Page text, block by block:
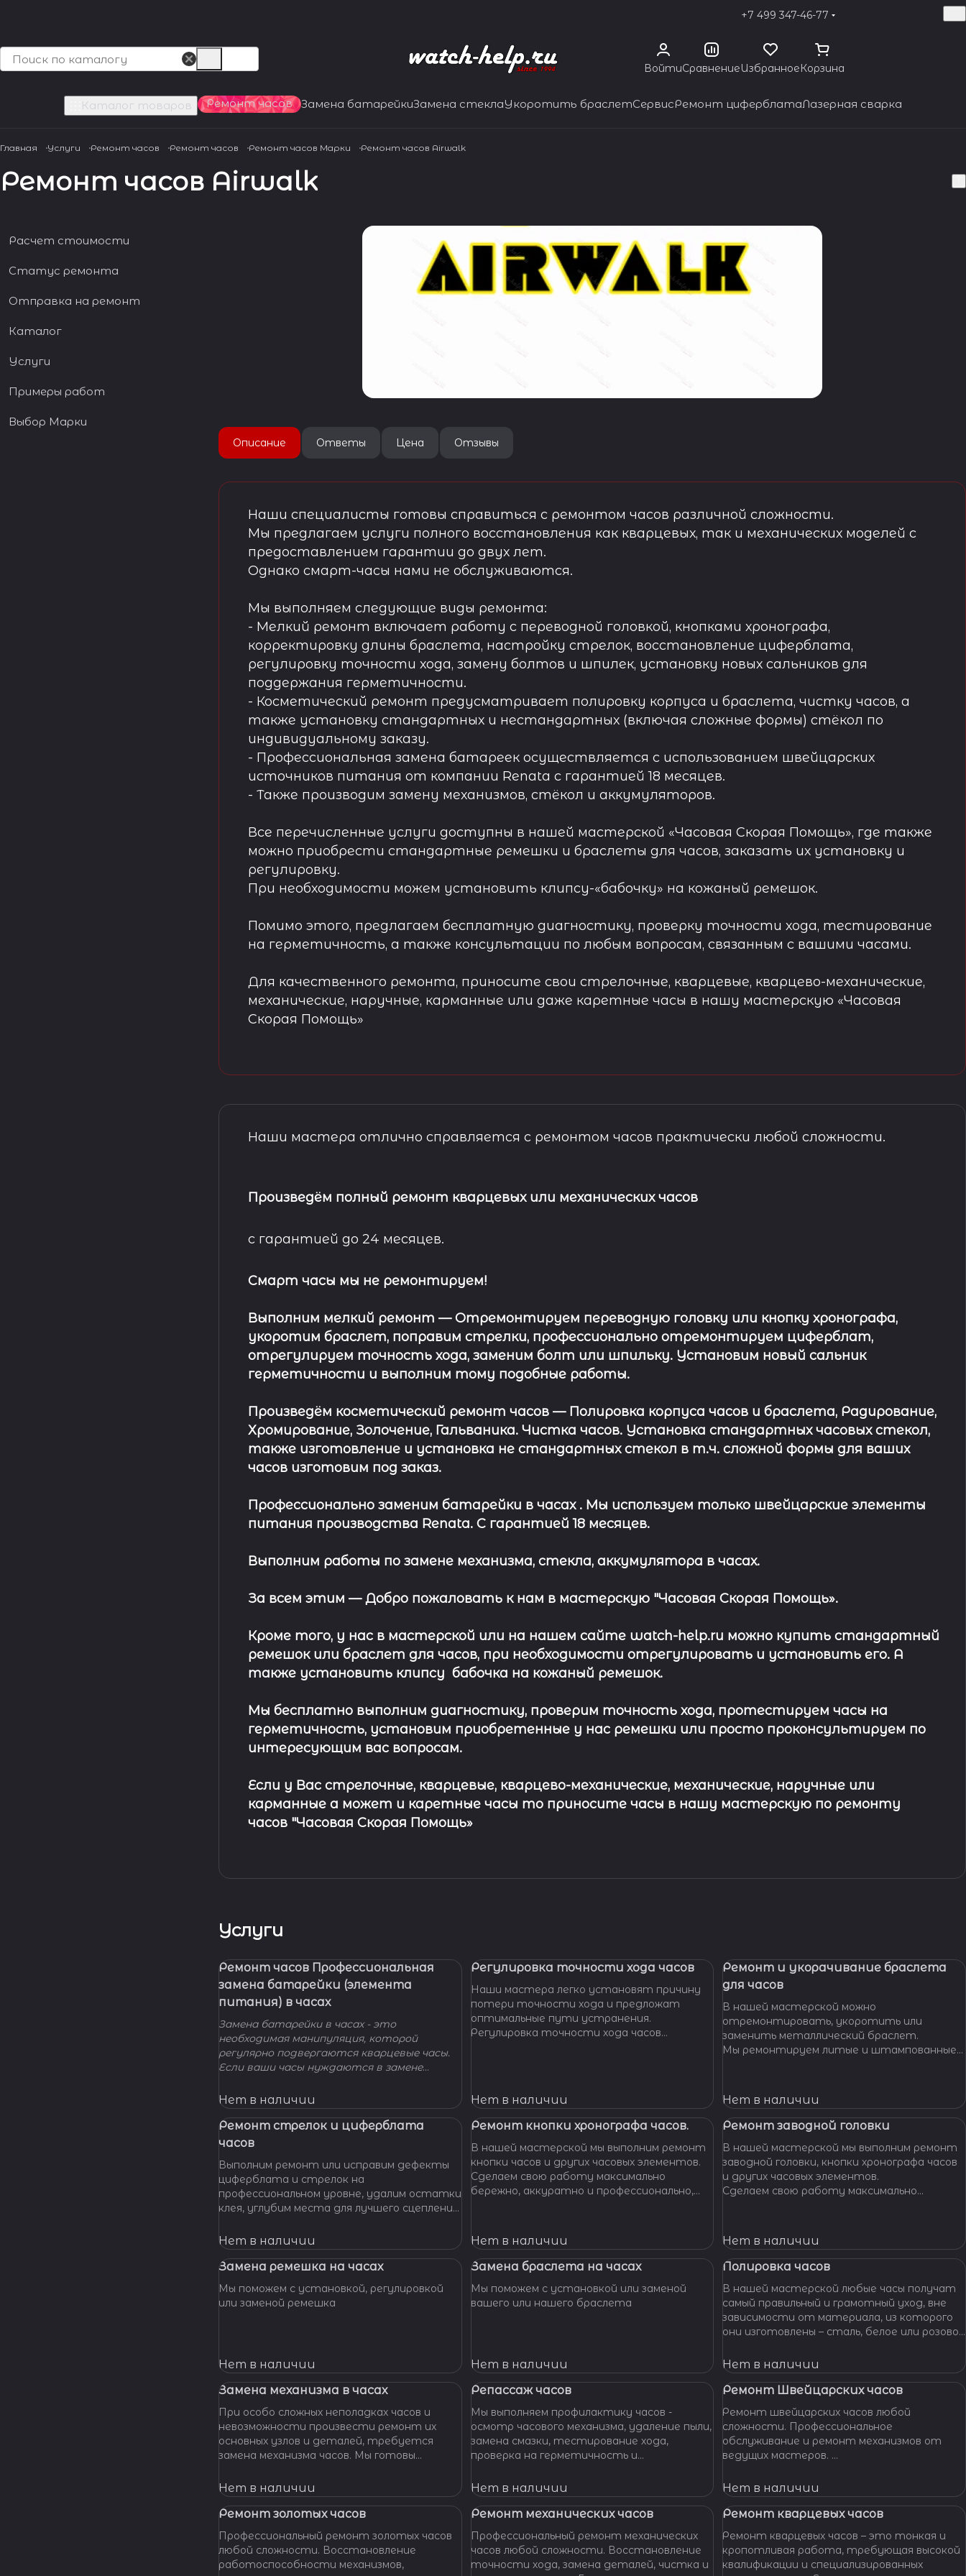
+7 499 347-46-77
ВойтиСравнениеИзбранноеКорзина
Каталог товаров Ремонт часов Замена батарейкиЗамена стеклаУкоротить браслетСервисРемонт циферблатаЛазерная сварка
Главная Услуги Ремонт часов Ремонт часов Ремонт часов Марки Ремонт часов Airwalk
Ремонт часов Airwalk
Описание Ответы Цена Отзывы
Наши специалисты готовы справиться с ремонтом часов различной сложности.
Мы предлагаем услуги полного восстановления как кварцевых, так и механических моделей с
предоставлением гарантии до двух лет.
Однако смарт-часы нами не обслуживаются.
Мы выполняем следующие виды ремонта:
- Мелкий ремонт включает работу с переводной головкой, кнопками хронографа,
корректировку длины браслета, настройку стрелок, восстановление циферблата,
регулировку точности хода, замену болтов и шпилек, установку новых сальников для
поддержания герметичности.
- Косметический ремонт предусматривает полировку корпуса и браслета, чистку часов, а
также установку стандартных и нестандартных (включая сложные формы) стёкол по
индивидуальному заказу.
- Профессиональная замена батареек осуществляется с использованием швейцарских
источников питания от компании Renata с гарантией 18 месяцев.
- Также производим замену механизмов, стёкол и аккумуляторов.
Все перечисленные услуги доступны в нашей мастерской «Часовая Скорая Помощь», где также
можно приобрести стандартные ремешки и браслеты для часов, заказать их установку и
регулировку.
При необходимости можем установить клипсу-«бабочку» на кожаный ремешок.
Помимо этого, предлагаем бесплатную диагностику, проверку точности хода, тестирование
на герметичность, а также консультации по любым вопросам, связанным с вашими часами.
Для качественного ремонта, приносите свои стрелочные, кварцевые, кварцево-механические,
механические, наручные, карманные или даже каретные часы в нашу мастерскую «Часовая
Скорая Помощь»
Наши мастера отлично справляется с ремонтом часов практически любой сложности.
Произведём полный ремонт кварцевых или механических часов
с гарантией до 24 месяцев.
Смарт часы мы не ремонтируем!
Выполним мелкий ремонт — Отремонтируем переводную головку или кнопку хронографа,
укоротим браслет, поправим стрелки, профессионально отремонтируем циферблат,
отрегулируем точность хода, заменим болт или шпильку. Установим новый сальник
герметичности и выполним тому подобные работы.
Произведём косметический ремонт часов— Полировка корпуса часов и браслета, Радирование,
Хромирование, Золочение, Гальваника. Чистка часов. Установка стандартных часовых стекол,
также изготовление и установка не стандартных стекол в т.ч. сложной формы для ваших
часов изготовим под заказ.
Профессионально заменим батарейки в часах . Мы используем только швейцарские элементы
питания производства Renata. С гарантией 18 месяцев.
Выполним работы по замене механизма, стекла, аккумулятора в часах.
За всем этим —Добро пожаловать к нам в мастерскую "Часовая Скорая Помощь».
Кроме того, у нас в мастерской или на нашем сайте watch-help.ru можно купить стандартный
ремешокилибраслет для часов, при необходимости отрегулировать и установить его. А
также установить клипсу бабочка на кожаный ремешок.
Мы бесплатно выполним диагностику, проверим точность хода, протестируем часы на
герметичность, установим приобретенные у нас ремешки или просто проконсультируем по
интересующим вас вопросам.
Если у Вас стрелочные, кварцевые, кварцево-механические, механические, наручные или
карманные а может и каретные часы то приносите часы в нашу мастерскую по ремонту
часов "Часовая Скорая Помощь»
Услуги
Ремонт часов Профессиональная
замена батарейки (элемента
питания) в часах
Замена батарейки в часах - это
необходимая манипуляция, которой
регулярно подвергаются кварцевые часы.
Если ваши часы нуждаются в замене
нашу мастерскую! Наши мастера с
удовольствием помогут вам решить
вашу проблему и произведут замену
батарейки профессионально, быстро,
Нет в наличии
Регулировка точности хода часов
Наши мастера легко установят причину
потери точности хода и предложат
оптимальные пути устранения.
Регулировка точности хода часов
Нет в наличии
Ремонт и укорачивание браслета
для часов
В нашей мастерской можно
отремонтировать, укоротить или
заменить металлический браслет.
Мы ремонтируем литые и штампованные
освежаем их внешний вид,
Нет в наличии
Ремонт стрелок и циферблата
часов
Выполним ремонт или исправим дефекты
циферблата и стрелок на
профессиональном уровне, удалим остатки
клея, углубим места для лучшего сцепления
стрелки, метки, камни. Восстановим
крепления циферблата к механизму.
Нет в наличии
Ремонт кнопки хронографа часов.
В нашей мастерской мы выполним ремонт
кнопки часов и других часовых элементов.
Сделаем свою работу максимально
бережно, аккуратно и профессионально,
Нет в наличии
Ремонт заводной головки
В нашей мастерской мы выполним ремонт
заводной головки, кнопки хронографа часов
и других часовых элементов.
Сделаем свою работу максимально
Нет в наличии
Замена ремешка на часах
Мы поможем с установкой, регулировкой
или заменой ремешка
Нет в наличии
Замена браслета на часах
Мы поможем с установкой или заменой
вашего или нашего браслета
Нет в наличии
Полировка часов
В нашей мастерской любые часы получат
самый правильный и грамотный уход, вне
зависимости от материала, из которого
они изготовлены – сталь, белое или розовое
специалисты отполируют практически
любой материал.
Нет в наличии
Замена механизма в часах
При особо сложных неполадках часов и
невозможности произвести ремонт их
основных узлов и деталей, требуется
замена механизма часов. Мы готовы
ситуациях.
Нет в наличии
Репассаж часов
Мы выполняем профилактику часов -
осмотр часового механизма, удаление пыли,
замена смазки, тестирование хода,
проверка на герметичность и
Нет в наличии
Ремонт Швейцарских часов
Ремонт швейцарских часов любой
сложности. Профессиональное
обслуживание и ремонт механизмов от
ведущих мастеров.
запчасти, индивидуальный подход. Вашим
часам - Швейцарская точность и
надежность!
Нет в наличии
Ремонт золотых часов
Профессиональный ремонт золотых часов
любой сложности. Восстановление
работоспособности механизмов,
Ремонт механических часов
Профессиональный ремонт механических
часов любой сложности. Восстановление
точности хода, замена деталей, чистка и
Ремонт кварцевых часов
Ремонт кварцевых часов – это тонкая и
кропотливая работа, требующая высокой
квалификации и специализированных
Расчет стоимости
Статус ремонта
Отправка на ремонт
Каталог
Услуги
Примеры работ
Выбор Марки